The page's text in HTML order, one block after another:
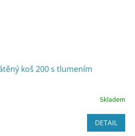
koš 200 s tlumením
Skladem
DETAIL